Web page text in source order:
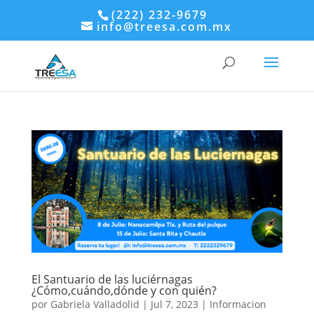
(222) 232-9679
info@treesa.com.mx
El Santuario de las luciérnagas
¿Cómo,cuándo,dónde y con quién?
por Gabriela Valladolid | Jul 7, 2023 | Informacion